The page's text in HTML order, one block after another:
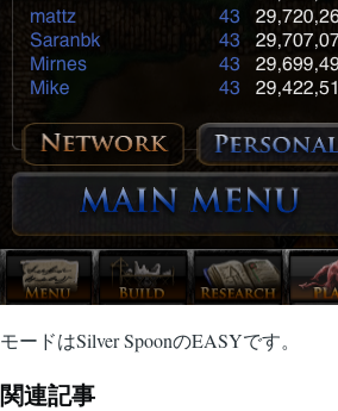
モードはSilver SpoonのEASYです。
関連記事